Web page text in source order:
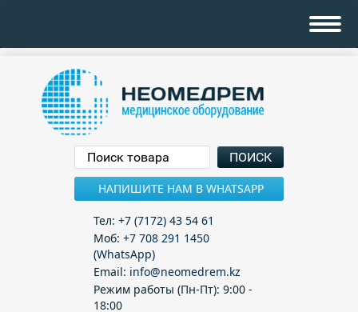
НАПИШИТЕ НАМ В WHATSAPP
Тел: +7 (7172) 43 54 61
Моб: +7 708 291 1450
(WhatsApp)
Email: info@neomedrem.kz
Режим работы (Пн-Пт): 9:00 -
18:00